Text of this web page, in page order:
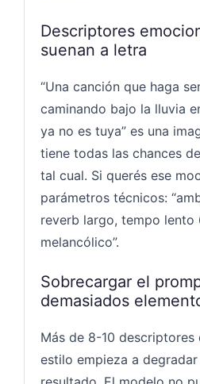
Descriptores
suenan a letra
“Una canción que haga
caminando bajo la lluvia
ya no es tuya” es una
tiene todas las chances
tal cual. Si querés ese
parámetros técnicos:
reverb largo, tempo lento
melancólico”.
Sobrecargar el
demasiados
Más de 8-10 descriptores
estilo empieza a